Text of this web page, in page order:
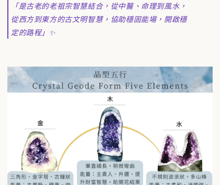
「是古老的老祖宗智慧結合，從中醫、命理到風水，
從西方到東方的古文明智慧，協助穩固能場，開啟穩
定的路程」✨